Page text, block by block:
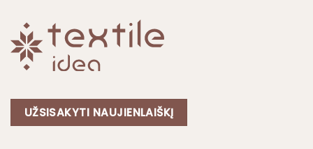
UŽSISAKYTI NAUJIENLAIŠKĮ